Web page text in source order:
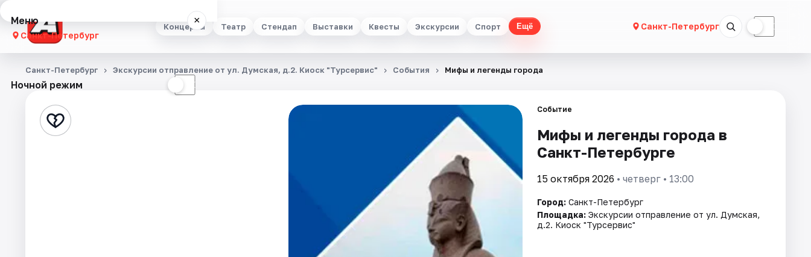
Концерты Театр Стендап Выставки Квесты Экскурсии Спорт Ещё Санкт-Петербург ☾
Меню ×
Санкт-Петербург
Концерты
Стендап
Ночной режим ☾
Санкт-Петербург Экскурсии отправление от ул. Думская, д.2. Киоск "Турсервис" События Мифы и легенды города
Событие
Мифы и легенды города в
Санкт-Петербурге
15 октября 2026 • четверг • 13:00
Город: Санкт-Петербург
Площадка: Экскурсии отправление от ул. Думская,
д.2. Киоск "Турсервис"